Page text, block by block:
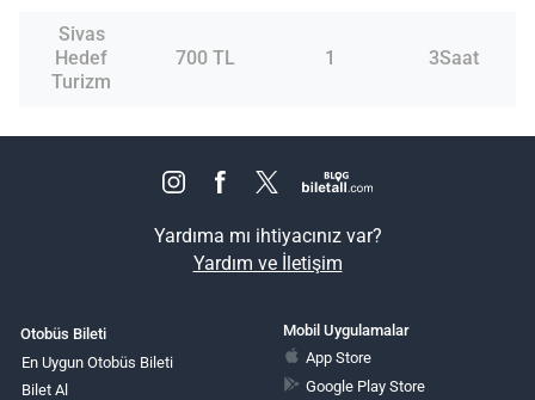
Sivas
Hedef
Turizm
700 TL 1 3Saat
Yardıma mı ihtiyacınız var?
Yardım ve İletişim
Otobüs Bileti
En Uygun Otobüs Bileti
Bilet Al
Mobil Uygulamalar
App Store
Google Play Store